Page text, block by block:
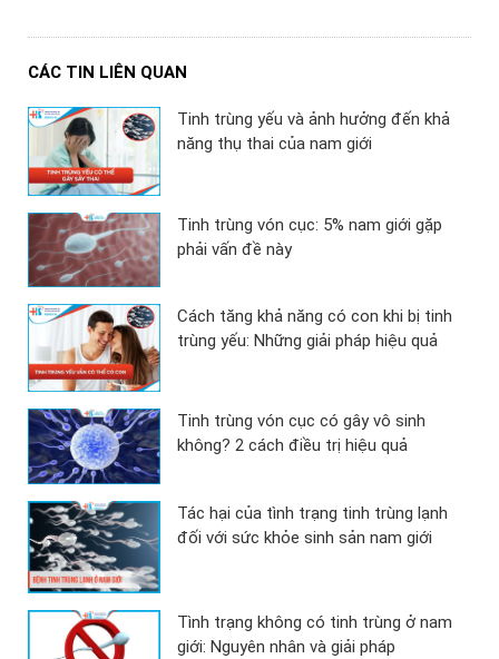
CÁC TIN LIÊN QUAN
Tinh trùng yếu và ảnh hưởng đến khả
năng thụ thai của nam giới
Tinh trùng vón cục: 5% nam giới gặp
phải vấn đề này
Cách tăng khả năng có con khi bị tinh
trùng yếu: Những giải pháp hiệu quả
Tinh trùng vón cục có gây vô sinh
không? 2 cách điều trị hiệu quả
Tác hại của tình trạng tinh trùng lạnh
đối với sức khỏe sinh sản nam giới
Tình trạng không có tinh trùng ở nam
giới: Nguyên nhân và giải pháp